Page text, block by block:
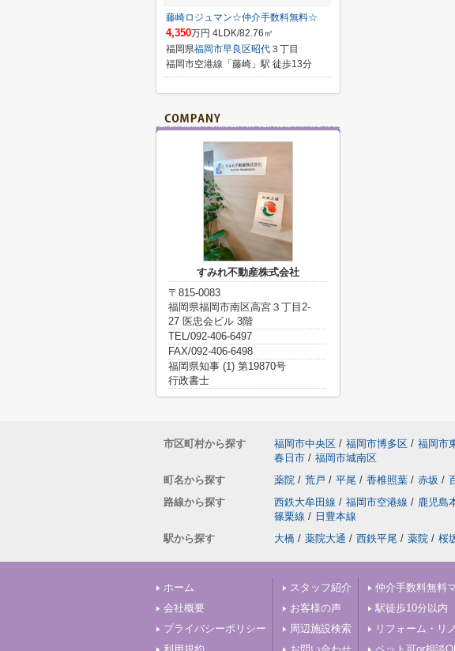
藤崎ロジュマン☆仲介手数料無料☆
4,350万円 4LDK/82.76㎡
福岡県福岡市早良区昭代 ３丁目
福岡市空港線「藤崎」駅 徒歩13分
すみれ不動産株式会社
〒815-0083
福岡県福岡市南区高宮３丁目2-
27 医忠会ビル 3階
TEL/092-406-6497
FAX/092-406-6498
福岡県知事 (1) 第19870号
行政書士
市区町村から探す 福岡市中央区 / 福岡市博多区 / 福岡市
春日市 / 福岡市城南区
町名から探す
薬院 / 荒戸 / 平尾 / 香椎照葉 / 赤坂 /
路線から探す
西鉄大牟田線 / 福岡市空港線 / 鹿児島
篠栗線 / 日豊本線
駅から探す
大橋 / 薬院大通 / 西鉄平尾 / 薬院 / 桜
ホーム
会社概要
プライバシーポリシー
スタッフ紹介
お客様の声
周辺施設検索
仲介手数料無料
駅徒歩10分以内
リフォーム・リ